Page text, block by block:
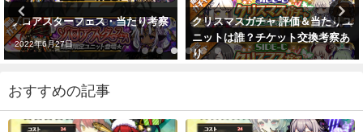
クリスマスガチャ 評価＆当たりユ
ニットは誰？チケット交換考察あ
り
幻夢郷フェス当たりは誰？オスス
メはこれ
2021年12月25日
おすすめの記事